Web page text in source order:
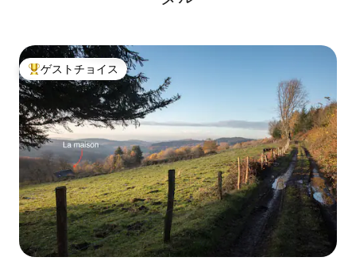
大好評のゲストチョイスです。
ゲストチョイス